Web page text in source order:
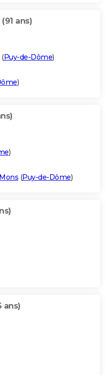
(91 ans)
(Puy-de-Dôme)
)
)
(Puy-de-Dôme)
ans)